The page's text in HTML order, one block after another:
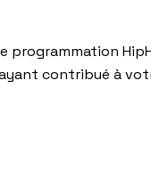
programmation
ayant contribué à